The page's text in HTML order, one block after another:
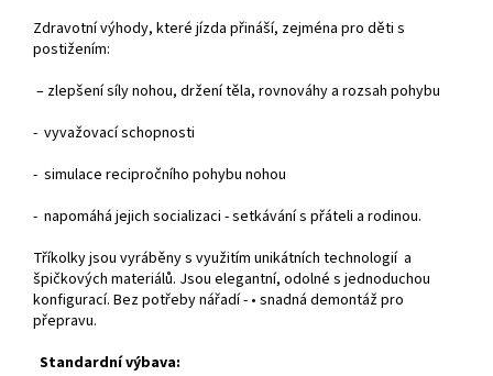
Zdravotní výhody, které jízda přináší, zejména pro děti s
postižením:
– zlepšení síly nohou, držení těla, rovnováhy a rozsah pohybu
- vyvažovací schopnosti
- simulace recipročního pohybu nohou
- napomáhá jejich socializaci - setkávání s přáteli a rodinou.
Tříkolky jsou vyráběny s využitím unikátních technologií a
špičkových materiálů. Jsou elegantní, odolné s jednoduchou
konfigurací. Bez potřeby nářadí - • snadná demontáž pro
přepravu.
Standardní výbava: